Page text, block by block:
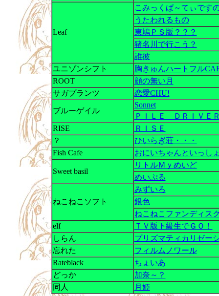
Leaf
こみっくぱ～てぃです
うたわれるもの
東鳩ＰＳ版？？？
猪名川で行こう？
誰彼
ユニゾンシフト
胸きゅんハートフル
ROOT
顔の無い月
サガプランツ
恋愛CHU!
ブルーゲイル
Sonnet
ＰＩＬＥ ＤＲＩＶＥ
RISE
ＲＩＳＥ
？
ひいらぎ荘・・・
Fish Cafe
おにいちゃんといっし
Sweet basil
リトルＭｙめいど
めいぷる
ねこねこソフト
みずいろ
銀色
ねこねこファンディス
elf
ＴＶ版下級生でＧＯ！
しらん
プリズマティカリゼー
忘れた
フィルムノワール
Rateblack
ちょいあ
どっか
加奈～？
同人
月姫